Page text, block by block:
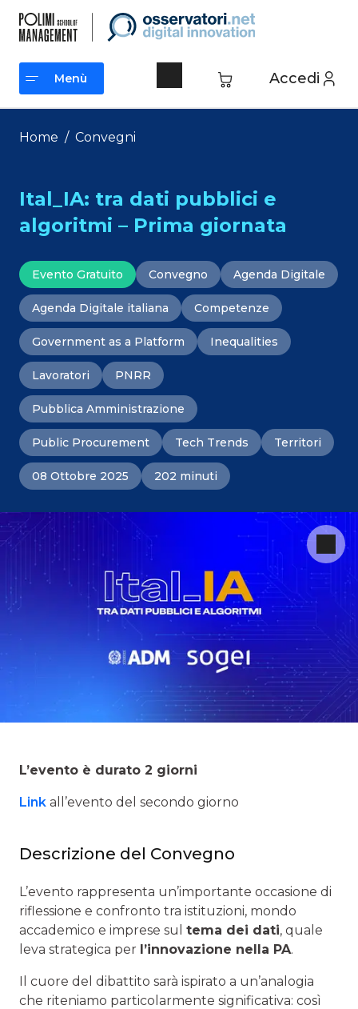
contenuto
Accedi
Menù
Menù
Home / Convegni
Ital_IA: tra dati pubblici e
algoritmi – Prima giornata
Evento Gratuito Convegno Agenda Digitale
Agenda Digitale italiana Competenze
Government as a Platform Inequalities
Lavoratori PNRR
Pubblica Amministrazione
Public Procurement Tech Trends Territori
08 Ottobre 2025 202 minuti
L’evento è durato 2 giorni
Link all’evento del secondo giorno
Descrizione del Convegno
L’evento rappresenta un’importante occasione di
riflessione e confronto tra istituzioni, mondo
accademico e imprese sul tema dei dati, quale
leva strategica per l’innovazione nella PA.
Il cuore del dibattito sarà ispirato a un’analogia
che riteniamo particolarmente significativa: così